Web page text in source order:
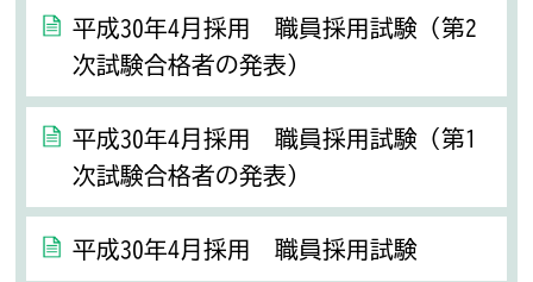
平成30年4月採用 職員採用試験（第2
次試験合格者の発表）
平成30年4月採用 職員採用試験（第1
次試験合格者の発表）
平成30年4月採用 職員採用試験